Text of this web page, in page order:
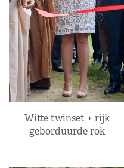
Witte twinset + rijk
geborduurde rok